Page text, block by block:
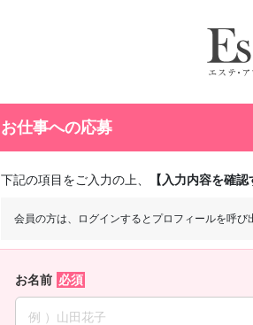
お仕事への応募
下記の項目をご入力の上、 【入力内容を確認
会員の方は、ログインするとプロフィールを呼び
お名前